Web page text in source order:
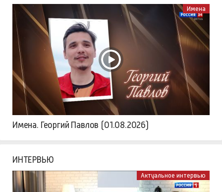
Имена
Имена. Георгий Павлов (01.08.2026)
ИНТЕРВЬЮ
Актуальное интервью